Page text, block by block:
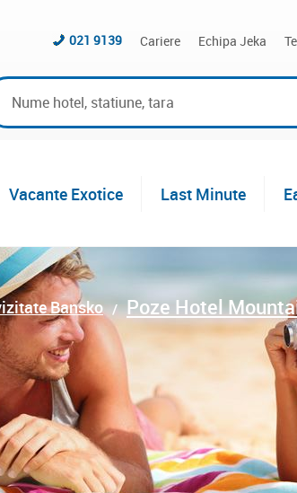
Cariere Echipa Jeka
021 9139
Vacante Exotice Last Minute
Bansko Poze Hotel